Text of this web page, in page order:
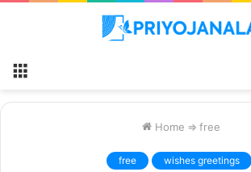
Home ⇒ free
free wishes greetings